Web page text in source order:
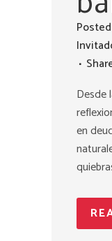
Desde
en